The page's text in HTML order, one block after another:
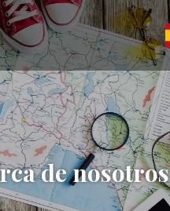
de nosotros